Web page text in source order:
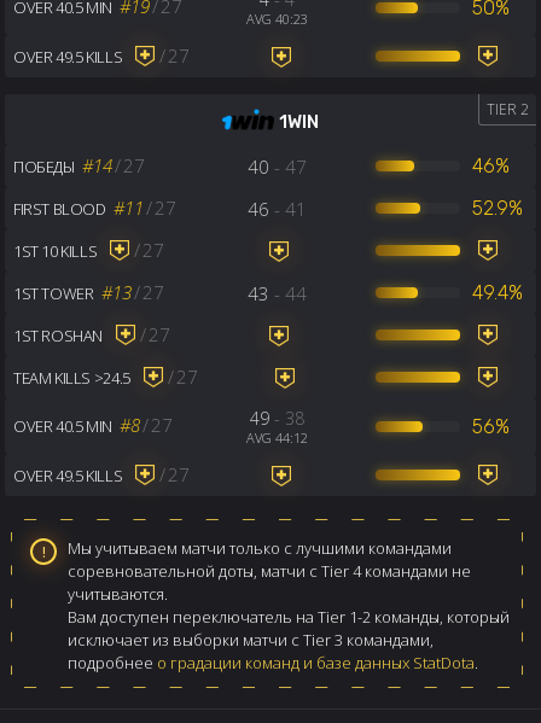
OVER 40.5 MIN #19/27 AVG 40:23 50%
OVER 49.5 KILLS /27
1WIN
TIER 2
ПОБЕДЫ #14/27 40 - 47 46%
FIRST BLOOD #11 /27 46 - 41 52.9%
1ST 10 KILLS /27
1ST TOWER #13/27 43 - 44 49.4%
1ST ROSHAN /27
TEAM KILLS >24.5 /27
OVER 40.5 MIN #8/27 49- 38
AVG 44:12 56%
OVER 49.5 KILLS /27
Мы учитываем матчи только с лучшими командами
соревновательной доты, матчи с Tier 4 командами не
учитываются.
Вам доступен переключатель на Tier 1-2 команды, который
исключает из выборки матчи с Tier 3 командами,
подробнее о градации команд и базе данных StatDota.